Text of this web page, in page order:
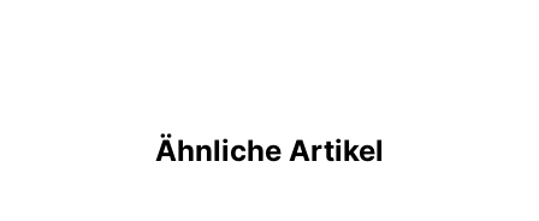
Ähnliche Artikel